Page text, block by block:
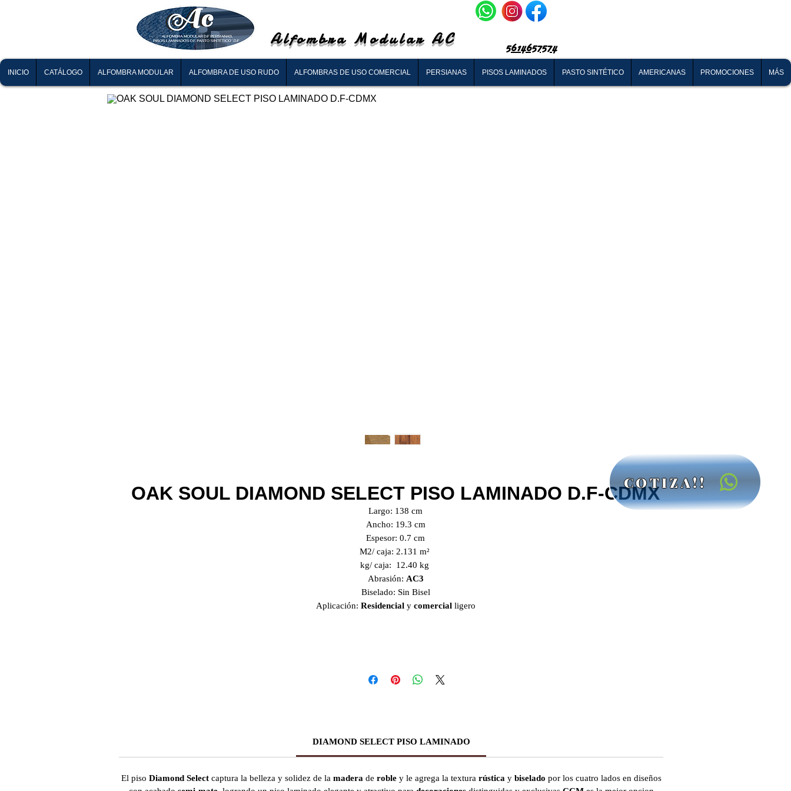
Alfombra Modular AC 5614657574
INICIO CATÁLOGO ALFOMBRA MODULAR ALFOMBRA DE USO RUDO ALFOMBRAS DE USO COMERCIAL PERSIANAS PISOS LAMINADOS PASTO SINTÉTICO AMERICANAS PROMOCIONES MÁS
COTIZA!!
OAK SOUL DIAMOND SELECT PISO LAMINADO D.F-CDMX
Largo: 138 cm
Ancho: 19.3 cm
Espesor: 0.7 cm
M2/ caja: 2.131 m²
kg/ caja: 12.40 kg
Abrasión: AC3
Biselado: Sin Bisel
Aplicación: Residencial y comercial ligero
DIAMOND SELECT PISO LAMINADO
El piso Diamond Selectcaptura la belleza y solidez de la madera de roble y le agrega la textura rústica y biselado por los cuatro lados en diseños